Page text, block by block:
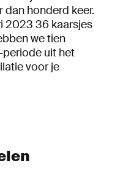
honderd keer.
2023 36 kaarsjes
we tien
uit het
voor je